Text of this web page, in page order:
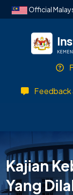
Skip to main
Official
Feedback
Kajian
Yang